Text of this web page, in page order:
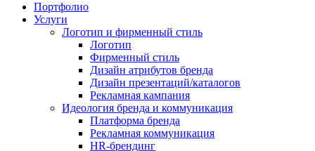
Портфолио
Услуги
Логотип и фирменный стиль
Логотип
Фирменный стиль
Дизайн атрибутов бренда
Дизайн презентаций/каталогов
Рекламная кампания
Идеология бренда и коммуникация
Платформа бренда
Рекламная коммуникация
HR-брендинг